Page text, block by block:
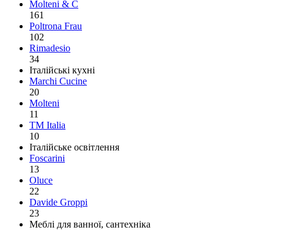
Molteni & C
161
Poltrona Frau
102
Rimadesio
34
Італійські кухні
Marchi Cucine
20
Molteni
11
TM Italia
10
Італійське освітлення
Foscarini
13
Oluce
22
Davide Groppi
23
Меблі для ванної, сантехніка